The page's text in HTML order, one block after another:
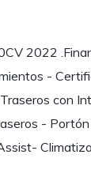
2022
-
con
-